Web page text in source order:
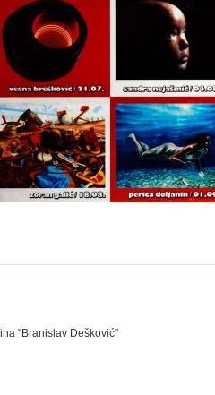
"Branislav Dešković"